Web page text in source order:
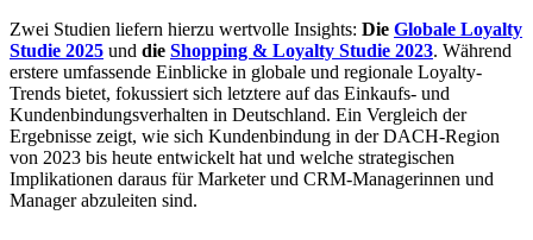
Zwei Studien liefern hierzu wertvolle Insights: Die Globale Loyalty
Studie 2025 und die Shopping & Loyalty Studie 2023. Während
erstere umfassende Einblicke in globale und regionale Loyalty-
Trends bietet, fokussiert sich letztere auf das Einkaufs- und
Kundenbindungsverhalten in Deutschland. Ein Vergleich der
Ergebnisse zeigt, wie sich Kundenbindung in der DACH-Region
von 2023 bis heute entwickelt hat und welche strategischen
Implikationen daraus für Marketer und CRM-Managerinnen und
Manager abzuleiten sind.